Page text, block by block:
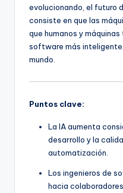
evolucionando, el futuro
consiste en que las
que humanos y
software más
mundo.
Puntos clave:
La IA aumenta
desarrollo y la
automatización.
Los ingenieros de
hacia